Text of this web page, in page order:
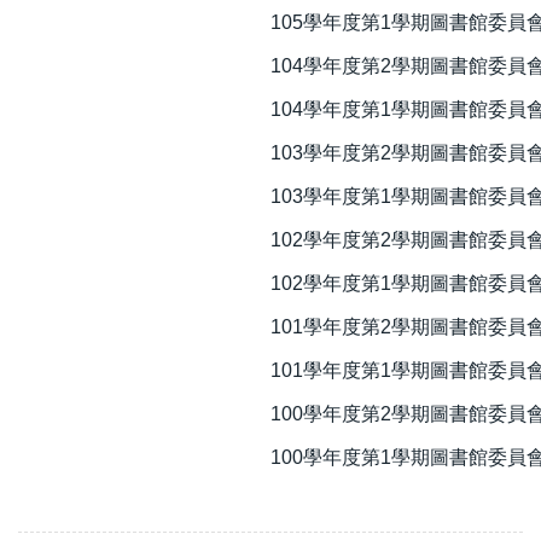
105學年度第1學期圖書館委員
104學年度第2學期圖書館委員
104學年度第1學期圖書館委員
103學年度第2學期圖書館委員
103學年度第1學期圖書館委員
102學年度第2學期圖書館委員
102學年度第1學期圖書館委員
101學年度第2學期圖書館委員
101學年度第1學期圖書館委員
100學年度第2學期圖書館委員
100學年度第1學期圖書館委員